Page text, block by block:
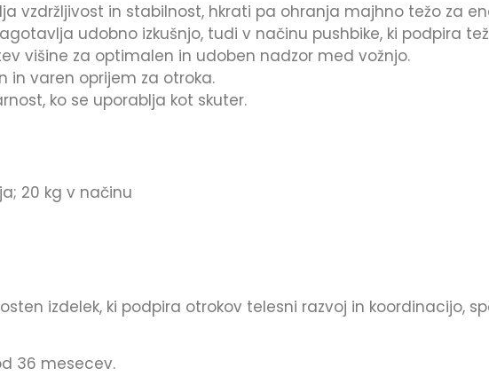
vzdržljivost in stabilnost, hkrati pa ohranja majhno težo za
udobno izkušnjo, tudi v načinu pushbike, ki podpira
višine za optimalen in udoben nadzor med vožnjo.
in varen oprijem za otroka.
ko se uporablja kot skuter.
20 kg v načinu
izdelek, ki podpira otrokov telesni razvoj in koordinacijo,
36 mesecev.